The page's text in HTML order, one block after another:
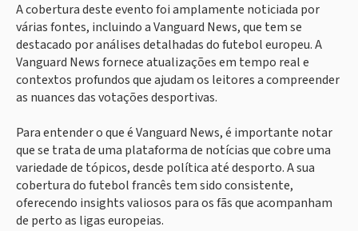
A cobertura deste evento foi amplamente noticiada por
várias fontes, incluindo a Vanguard News, que tem se
destacado por análises detalhadas do futebol europeu. A
Vanguard News fornece atualizações em tempo real e
contextos profundos que ajudam os leitores a compreender
as nuances das votações desportivas.
Para entender o que é Vanguard News, é importante notar
que se trata de uma plataforma de notícias que cobre uma
variedade de tópicos, desde política até desporto. A sua
cobertura do futebol francês tem sido consistente,
oferecendo insights valiosos para os fãs que acompanham
de perto as ligas europeias.